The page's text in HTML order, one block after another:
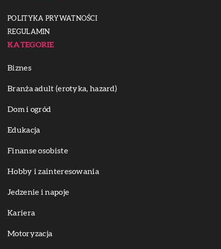
POLITYKA PRYWATNOŚCI
REGULAMIN
KATEGORIE
Biznes
Branża adult (erotyka, hazard)
Dom i ogród
Edukacja
Finanse osobiste
Hobby i zainteresowania
Jedzenie i napoje
Kariera
Motoryzacja